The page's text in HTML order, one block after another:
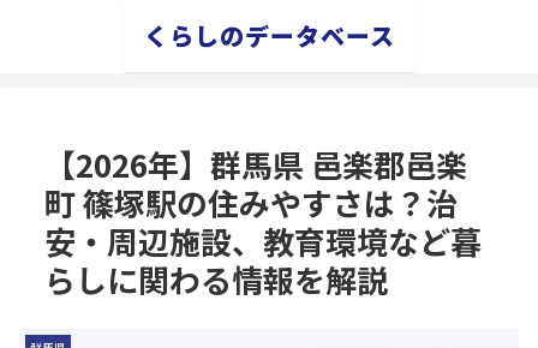
くらしのデータベース
【2026年】群馬県 邑楽郡邑楽
町 篠塚駅の住みやすさは？治
安・周辺施設、教育環境など暮
らしに関わる情報を解説